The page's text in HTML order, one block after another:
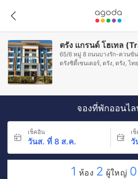
ตรัง แกรนด์ โฮเทล
65/6 หมู่ 8 ถนนบางรัก-ควนขัน
ตรังซิตี้เซนเตอร์, ตรัง, ตรัง, ไ
จองที่พักออนไ
เช็คอิน
วันส. ที่ 8 ส.ค.
เ
วั
1 ห้อง 2 ผู้ใหญ่ 0